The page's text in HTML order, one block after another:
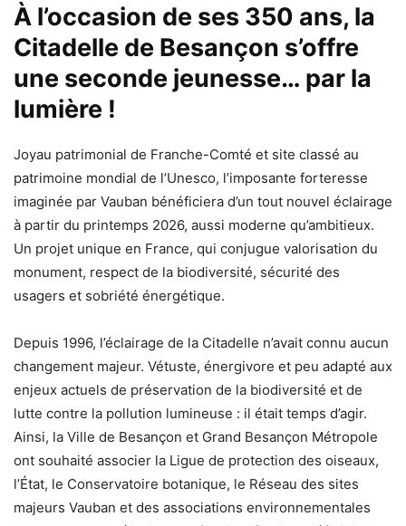
À l’occasion de ses 350 ans, la
Citadelle de Besançon s’offre
une seconde jeunesse… par la
lumière !
Joyau patrimonial de Franche-Comté et site classé au
patrimoine mondial de l’Unesco, l’imposante forteresse
imaginée par Vauban bénéficiera d’un tout nouvel éclairage
à partir du printemps 2026, aussi moderne qu’ambitieux.
Un projet unique en France, qui conjugue valorisation du
monument, respect de la biodiversité, sécurité des
usagers et sobriété énergétique.
Depuis 1996, l’éclairage de la Citadelle n’avait connu aucun
changement majeur. Vétuste, énergivore et peu adapté aux
enjeux actuels de préservation de la biodiversité et de
lutte contre la pollution lumineuse : il était temps d’agir.
Ainsi, la Ville de Besançon et Grand Besançon Métropole
ont souhaité associer la Ligue de protection des oiseaux,
l’État, le Conservatoire botanique, le Réseau des sites
majeurs Vauban et des associations environnementales